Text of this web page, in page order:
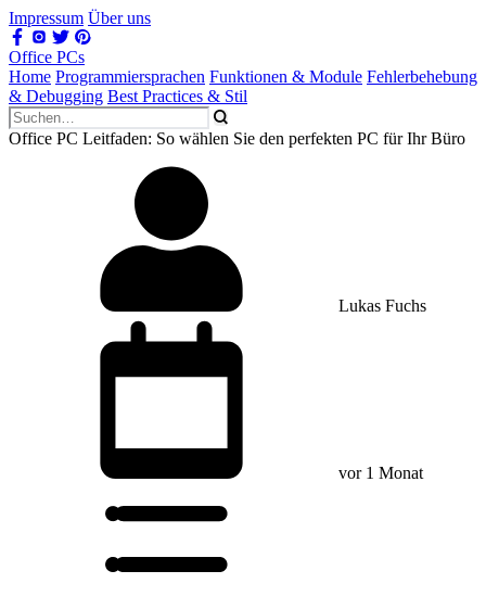
Impressum Über uns
Office PCs
Home Programmiersprachen Funktionen & Module Fehlerbehebung
& Debugging Best Practices & Stil
Office PC Leitfaden: So wählen Sie den perfekten PC für Ihr Büro
Lukas Fuchs
vor 1 Monat